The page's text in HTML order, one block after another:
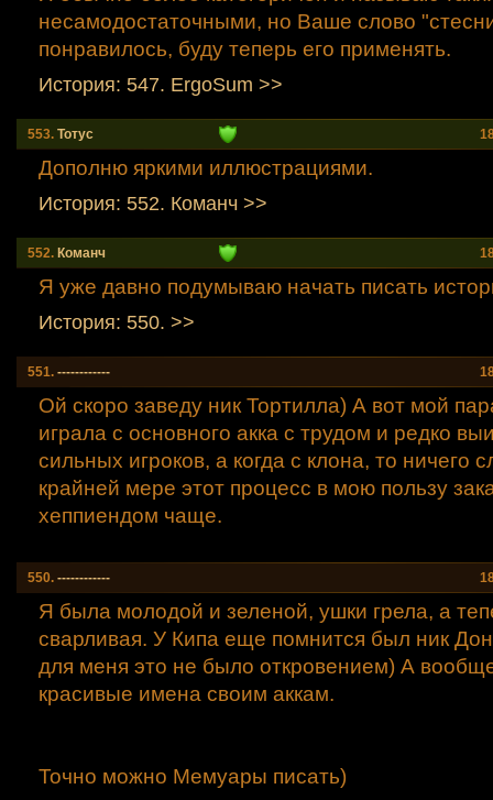
несамодостаточными, но Ваше слово
понравилось, буду теперь его применять.
История: 547. ErgoSum >>
553. Тотус
Дополню яркими иллюстрациями.
История: 552. Команч >>
552. Команч
Я уже давно подумываю начать писать
История: 550. >>
551. ------------
Ой скоро заведу ник Тортилла) А вот мой
играла с основного акка с трудом и редко
сильных игроков, а когда с клона, то ничего
крайней мере этот процесс в мою пользу
хеппиендом чаще.
550. ------------
Я была молодой и зеленой, ушки грела, а
сварливая. У Кипа еще помнится был ник
для меня это не было откровением) А
красивые имена своим аккам.
Точно можно Мемуары писать)